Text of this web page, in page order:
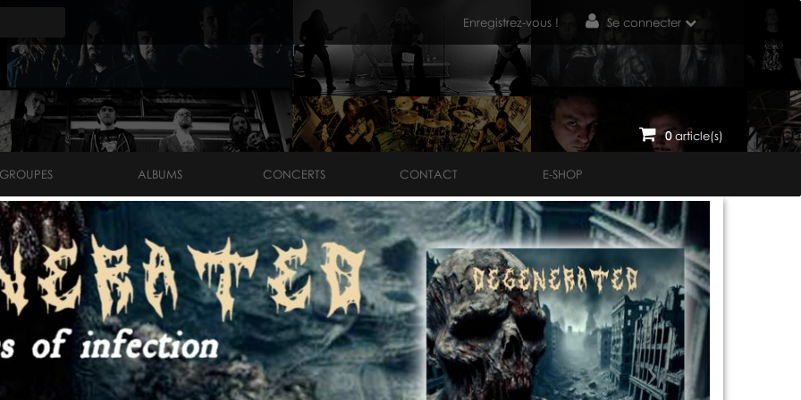
Enregistrez-vous ! Se connecter
0article(s)
GROUPES ALBUMS CONCERTS CONTACT E-SHOP